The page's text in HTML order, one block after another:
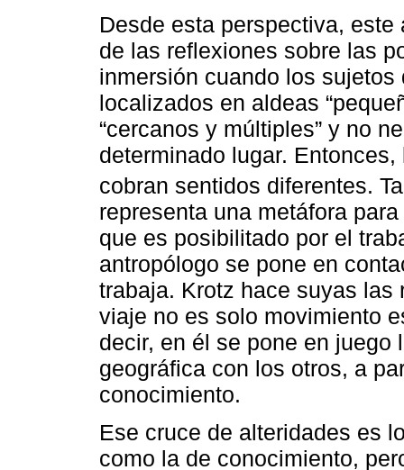
Desde esta perspectiva,
de las reflexiones sobre las
inmersión cuando los
localizados en aldeas
“cercanos y múltiples” y no
determinado lugar.
cobran sentidos diferentes.
representa una metáfora
que es posibilitado por el
antropólogo se pone en
trabaja. Krotz hace suyas
viaje no es solo movimiento
decir, en él se pone en
geográfica con los otros, a
conocimiento.
Ese cruce de alteridades es
como la de conocimiento,